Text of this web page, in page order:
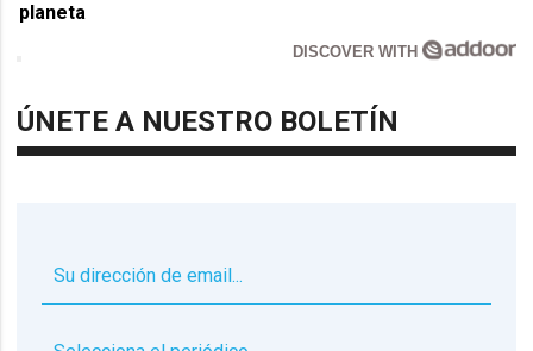
planeta
DISCOVER WITH
ÚNETE A NUESTRO BOLETÍN